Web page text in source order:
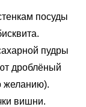
посуды
пудры
дроблёный
желанию).
вишни.